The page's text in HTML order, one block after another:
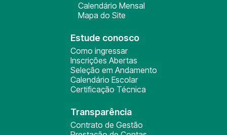
Calendário Mensal
Mapa do Site
Estude conosco
Como ingressar
Inscrições Abertas
Seleção em Andamento
Calendário Escolar
Certificação Técnica
Transparência
Contrato de Gestão